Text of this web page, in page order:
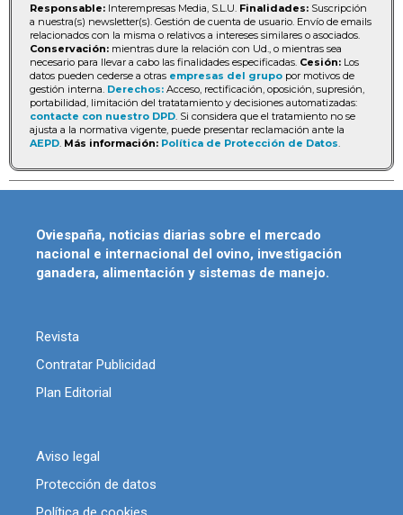
Responsable: Interempresas Media, S.L.U. Finalidades: Suscripción
a nuestra(s) newsletter(s). Gestión de cuenta de usuario. Envío de emails
relacionados con la misma o relativos a intereses similares o asociados.
Conservación: mientras dure la relación con Ud., o mientras sea
necesario para llevar a cabo las finalidades especificadas. Cesión: Los
datos pueden cederse a otras empresas del grupo por motivos de
gestión interna. Derechos: Acceso, rectificación, oposición, supresión,
portabilidad, limitación del tratatamiento y decisiones automatizadas:
contacte con nuestro DPD . Si considera que el tratamiento no se
ajusta a la normativa vigente, puede presentar reclamación ante la
AEPD Más información: Política de Protección de Datos
Oviespaña, noticias diarias sobre el mercado
nacional e internacional del ovino, investigación
ganadera, alimentación y sistemas de manejo.
Revista
Contratar Publicidad
Plan Editorial
Aviso legal
Protección de datos